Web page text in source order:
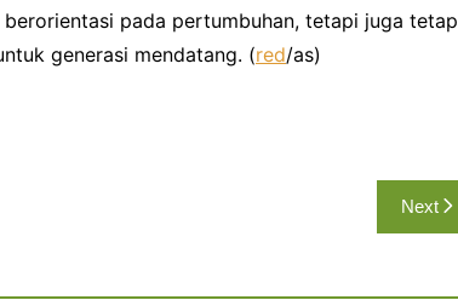
pada pertumbuhan, tetapi juga tetap
generasi mendatang. (red/as)
Next